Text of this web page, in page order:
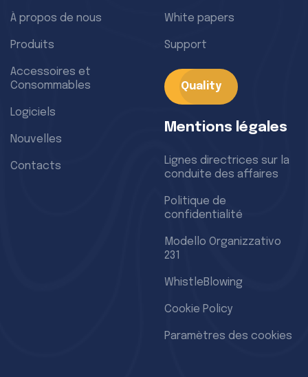
À propos de nous
Produits
Accessoires et
Consommables
Logiciels
Nouvelles
Contacts
White papers
Support
Quality
Mentions légales
Lignes directrices sur la
conduite des affaires
Politique de
confidentialité
Modello Organizzativo
231
WhistleBlowing
Cookie Policy
Paramètres des cookies